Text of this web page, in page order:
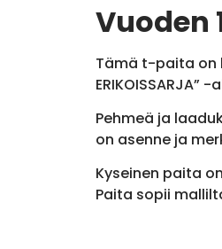
Vuoden
Tämä t-paita on
Pehmeä ja
on asenne ja
Kyseinen paita
Paita sopii